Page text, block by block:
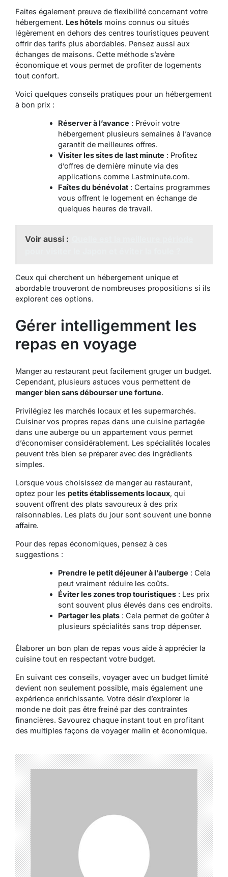
Faites également preuve de flexibilité concernant votre
hébergement. Les hôtels moins connus ou situés
légèrement en dehors des centres touristiques peuvent
offrir des tarifs plus abordables. Pensez aussi aux
échanges de maisons. Cette méthode s’avère
économique et vous permet de profiter de logements
tout confort.
Voici quelques conseils pratiques pour un hébergement
à bon prix :
Réserver à l’avance : Prévoir votre
hébergement plusieurs semaines à l’avance
garantit de meilleures offres.
Visiter les sites de last minute : Profitez
d’offres de dernière minute via des
applications comme Lastminute.com.
Faîtes du bénévolat: Certains programmes
vous offrent le logement en échange de
quelques heures de travail.
Voir aussi :
Ceux qui cherchent un hébergement unique et
abordable trouveront de nombreuses propositions si ils
explorent ces options.
Gérer intelligemment les
repas en voyage
Manger au restaurant peut facilement gruger un budget.
Cependant, plusieurs astuces vous permettent de
manger bien sans débourser une fortune.
Privilégiez les marchés locaux et les supermarchés.
Cuisiner vos propres repas dans une cuisine partagée
dans une auberge ou un appartement vous permet
d’économiser considérablement. Les spécialités locales
peuvent très bien se préparer avec des ingrédients
simples.
Lorsque vous choisissez de manger au restaurant,
optez pour les petits établissements locaux, qui
souvent offrent des plats savoureux à des prix
raisonnables. Les plats du jour sont souvent une bonne
affaire.
Pour des repas économiques, pensez à ces
suggestions :
Prendre le petit déjeuner à l’auberge : Cela
peut vraiment réduire les coûts.
Éviter les zones trop touristiques: Les prix
sont souvent plus élevés dans ces endroits.
Partager les plats: Cela permet de goûter à
plusieurs spécialités sans trop dépenser.
Élaborer un bon plan de repas vous aide à apprécier la
cuisine tout en respectant votre budget.
En suivant ces conseils, voyager avec un budget limité
devient non seulement possible, mais également une
expérience enrichissante. Votre désir d’explorer le
monde ne doit pas être freiné par des contraintes
financières. Savourez chaque instant tout en profitant
des multiples façons de voyager malin et économique.